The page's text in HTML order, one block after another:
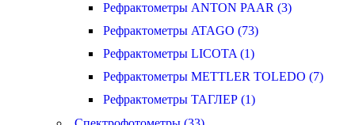
Рефрактометры ANTON PAAR (3)
Рефрактометры ATAGO (73)
Рефрактометры LICOTA (1)
Рефрактометры METTLER TOLEDO (7)
Рефрактометры ТАГЛЕР (1)